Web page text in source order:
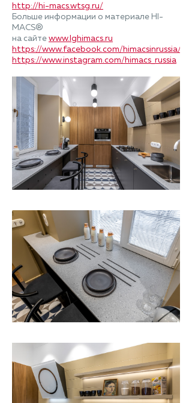
http://hi-macs.wtsg.ru/
Больше информации о материале HI-
MACS®
на сайте www.lghimacs.ru
https://www.facebook.com/himacsinrussia/
https://www.instagram.com/himacs_russia